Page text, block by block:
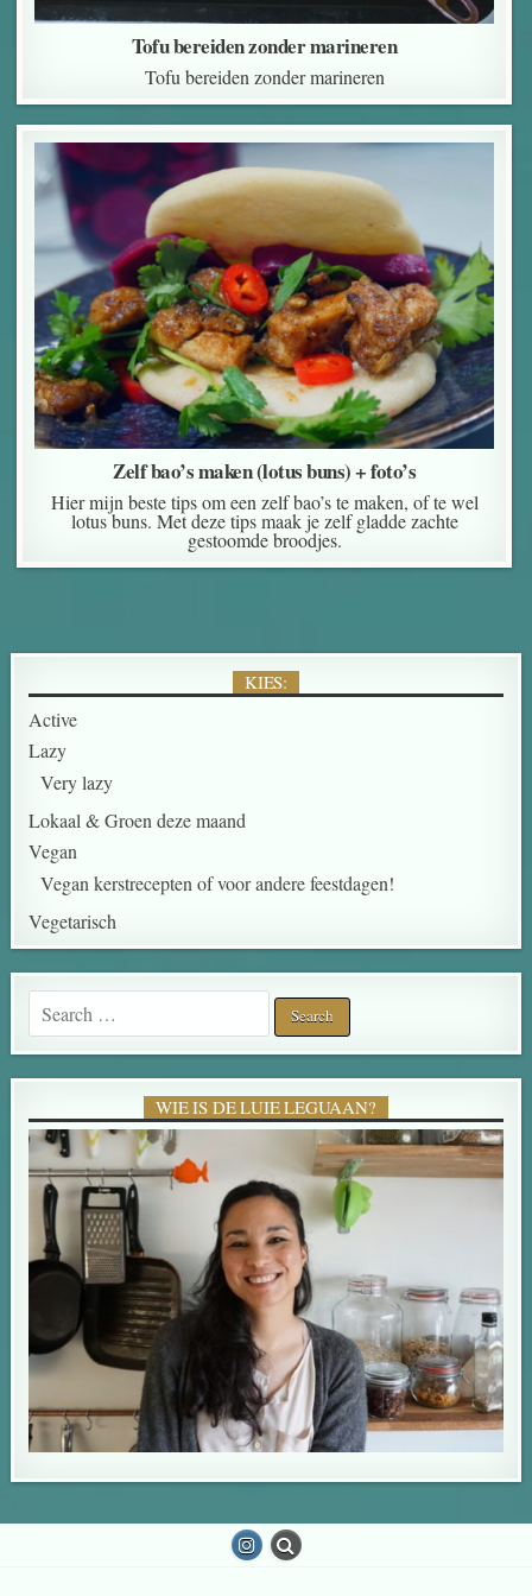
Tofu bereiden zonder marineren
Tofu bereiden zonder marineren
Zelf bao’s maken (lotus buns) + foto’s
Hier mijn beste tips om een zelf bao’s te maken, of te wel
lotus buns. Met deze tips maak je zelf gladde zachte
gestoomde broodjes.
KIES:
Active
Lazy
Very lazy
Lokaal & Groen deze maand
Vegan
Vegan kerstrecepten of voor andere feestdagen!
Vegetarisch
Search for:
WIE IS DE LUIE LEGUAAN?